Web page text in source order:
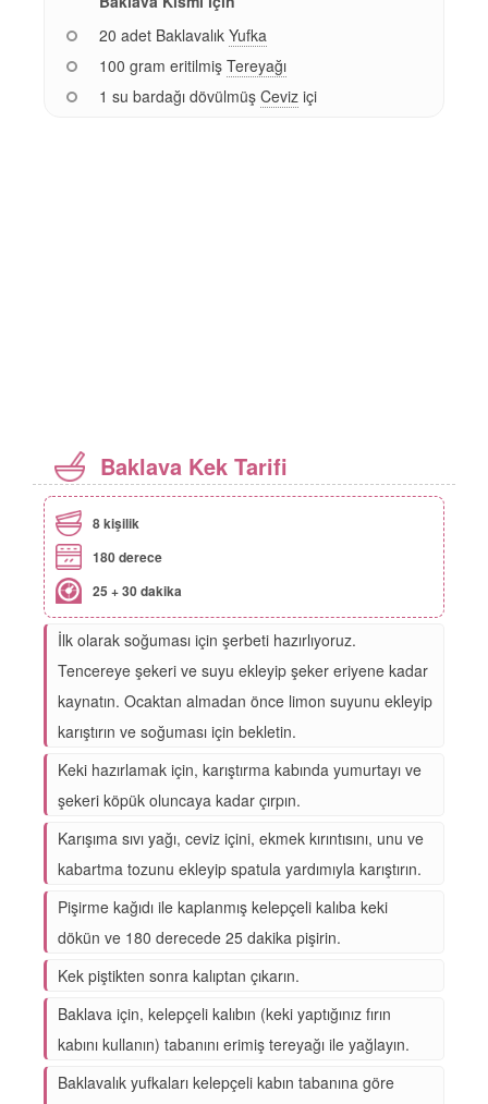
20 adet Baklavalık Yufka
100 gram eritilmiş Tereyağı
1 su bardağı dövülmüş Ceviz içi
Baklava Kek Tarifi
8 kişilik
180 derece
25 + 30 dakika
İlk olarak soğuması için şerbeti hazırlıyoruz.
Tencereye şekeri ve suyu ekleyip şeker eriyene kadar
kaynatın. Ocaktan almadan önce limon suyunu ekleyip
karıştırın ve soğuması için bekletin.
Keki hazırlamak için, karıştırma kabında yumurtayı ve
şekeri köpük oluncaya kadar çırpın.
Karışıma sıvı yağı, ceviz içini, ekmek kırıntısını, unu ve
kabartma tozunu ekleyip spatula yardımıyla karıştırın.
Pişirme kağıdı ile kaplanmış kelepçeli kalıba keki
dökün ve 180 derecede 25 dakika pişirin.
Kek piştikten sonra kalıptan çıkarın.
Baklava için, kelepçeli kalıbın (keki yaptığınız fırın
kabını kullanın) tabanını erimiş tereyağı ile yağlayın.
Baklavalık yufkaları kelepçeli kabın tabanına göre